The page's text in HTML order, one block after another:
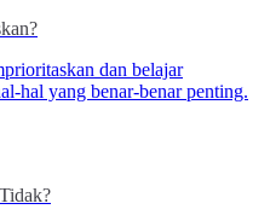
dan belajar
hal yang benar-benar penting.